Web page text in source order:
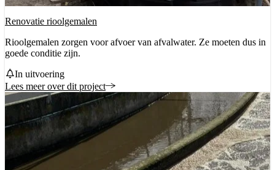
Renovatie rioolgemalen
Rioolgemalen zorgen voor afvoer van afvalwater. Ze moeten dus in
goede conditie zijn.
Status
In uitvoering
Lees meer over dit project